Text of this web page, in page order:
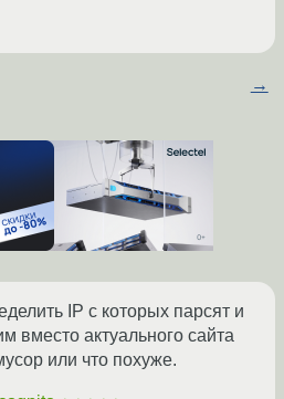
→
IP с которых парсят и
вместо актуального сайта
или что похуже.